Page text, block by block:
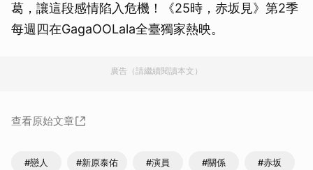
葛，讓這段感情陷入危機！《25時，赤坂見》第2季
每週四在GagaOOLala全臺獨家熱映。
廣告（請繼續閱讀本文）
查看原始文章
#戀人 #新原泰佑 #演員 #關係 #赤坂